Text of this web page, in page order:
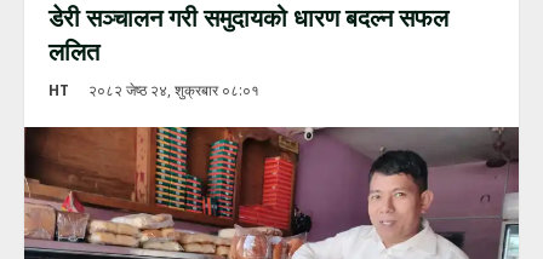
डेरी सञ्चालन गरी समुदायको धारण बदल्न सफल
ललित
HT २०८२ जेष्ठ २४, शुक्रबार ०८:०१